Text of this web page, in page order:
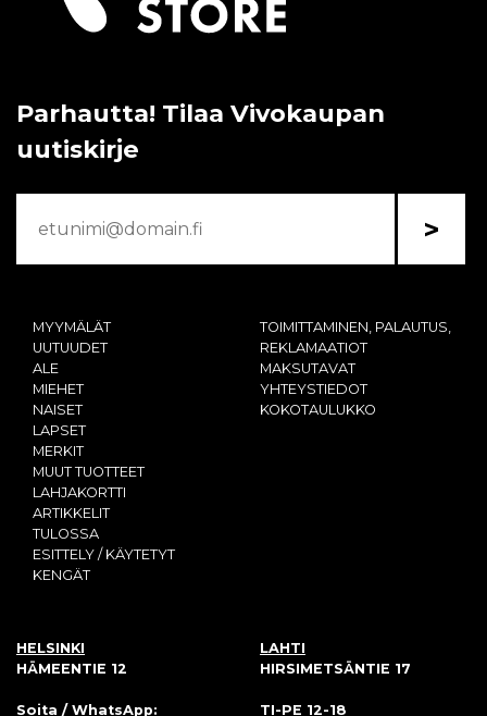
Parhautta! Tilaa Vivokaupan
uutiskirje
>
MYYMÄLÄT
UUTUUDET
ALE
MIEHET
NAISET
LAPSET
MERKIT
MUUT TUOTTEET
LAHJAKORTTI
ARTIKKELIT
TULOSSA
ESITTELY / KÄYTETYT
KENGÄT
TOIMITTAMINEN, PALAUTUS,
REKLAMAATIOT
MAKSUTAVAT
YHTEYSTIEDOT
KOKOTAULUKKO
HELSINKI
HÄMEENTIE 12
Soita / WhatsApp:
LAHTI
HIRSIMETSÄNTIE 17
TI-PE 12-18